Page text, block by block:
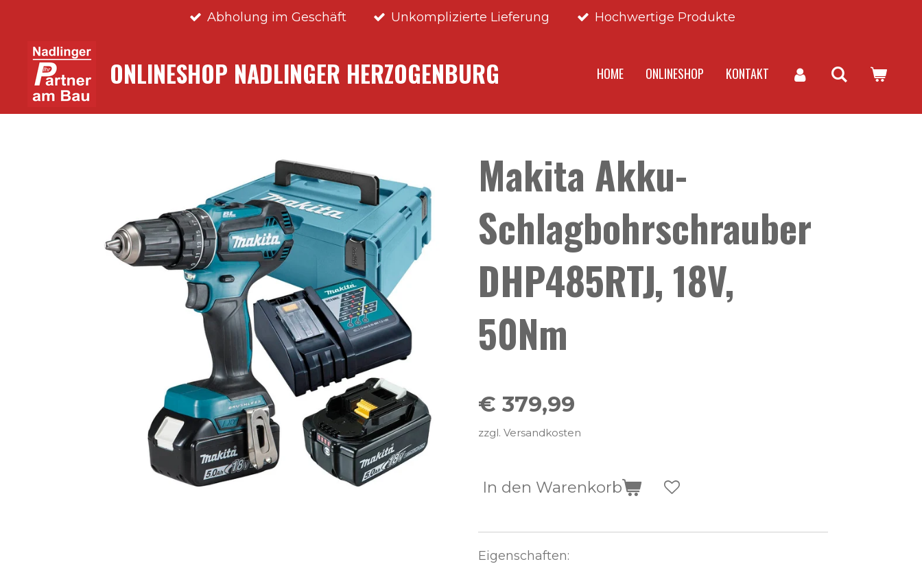
springen
Abholung im Geschäft Unkomplizierte Lieferung Hochwertige Produkte
ONLINESHOP NADLINGER HERZOGENBURG HOME ONLINESHOP KONTAKT
Makita Akku-
Schlagbohrschrauber
DHP485RTJ, 18V,
50Nm
€ 379,99
zzgl. Versandkosten
In den Warenkorb
Eigenschaften: